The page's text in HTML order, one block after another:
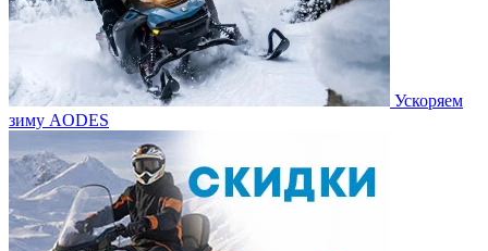
Ускоряем
зиму AODES